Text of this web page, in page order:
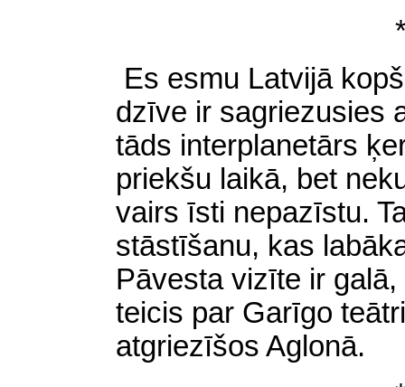
Es esmu Latvijā
dzīve ir sagriezusies
tāds interplanetārs
priekšu laikā, bet
vairs īsti nepazīstu.
stāstīšanu, kas
Pāvesta vizīte ir
teicis par Garīgo
atgriezīšos Aglonā.